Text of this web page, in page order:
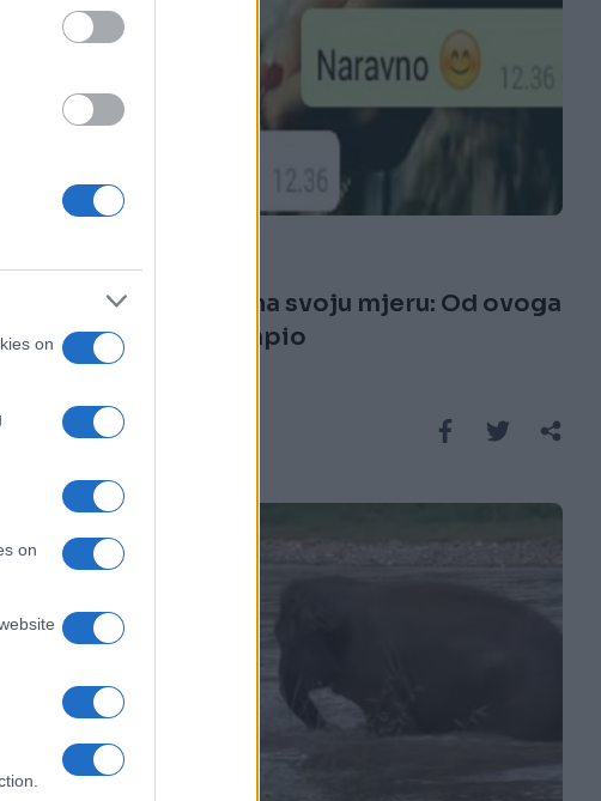
on
on
Čovjek koji zna svoju mjeru: Od ovoga
bi se svako napio
Saznaj više